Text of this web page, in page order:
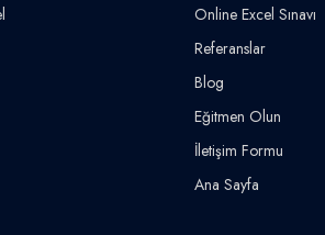
Online Excel Sınavı
Referanslar
Blog
Eğitmen Olun
İletişim Formu
Ana Sayfa